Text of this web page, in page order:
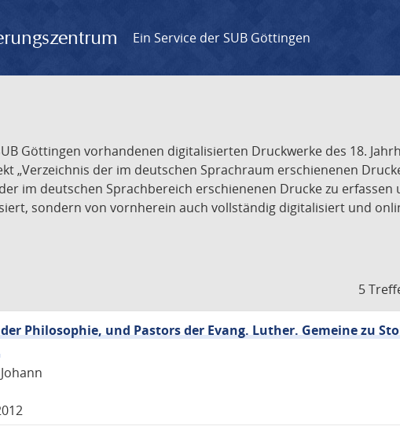
Ein Service der SUB Göttingen
Göttingen vorhandenen digitalisierten Druckwerke des 18.
„Verzeichnis der im deutschen Sprachraum erschienenen
im deutschen Sprachbereich erschienenen Drucke zu
sondern von vornherein auch vollständig digitalisiert und
5
Philosophie, und Pastors der Evang. Luther. Gemeine zu